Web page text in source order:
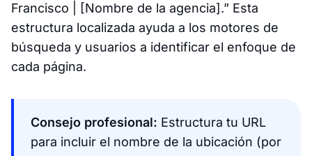
Francisco | [Nombre de la agencia].” Esta
estructura localizada ayuda a los motores de
búsqueda y usuarios a identificar el enfoque de
cada página.
Consejo profesional: Estructura tu URL
para incluir el nombre de la ubicación (por